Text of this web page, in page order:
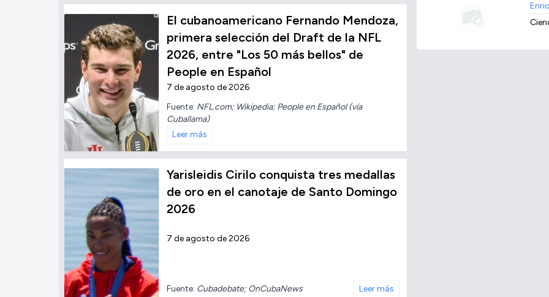
El cubanoamericano Fernando Mendoza,
primera selección del Draft de la NFL
2026, entre "Los 50 más bellos" de
People en Español
7 de agosto de 2026
Fuente: NFL.com; Wikipedia; People en Español (vía
Cuballama)
Leer más
Yarisleidis Cirilo conquista tres medallas
de oro en el canotaje de Santo Domingo
2026
7 de agosto de 2026
Fuente: Cubadebate; OnCubaNews Leer más